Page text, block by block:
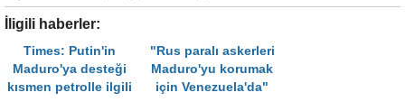
İligili haberler:
Times: Putin'in
Maduro'ya desteği
kısmen petrolle ilgili
"Rus paralı askerleri
Maduro'yu korumak
için Venezuela'da"